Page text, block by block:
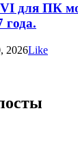
для ПК
года.
2026Like